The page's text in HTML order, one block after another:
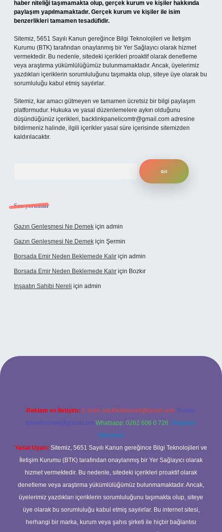
haber niteliği taşımamakta olup, gerçek kurum ve kişiler hakkında
paylaşım yapılmamaktadır. Gerçek kurum ve kişiler ile isim
benzerlikleri tamamen tesadüfidir.
Sitemiz, 5651 Sayılı Kanun gereğince Bilgi Teknolojileri ve İletişim
Kurumu (BTK) tarafından onaylanmış bir Yer Sağlayıcı olarak hizmet
vermektedir. Bu nedenle, sitedeki içerikleri proaktif olarak denetleme
veya araştırma yükümlülüğümüz bulunmamaktadır. Ancak, üyelerimiz
yazdıkları içeriklerin sorumluluğunu taşımakta olup, siteye üye olarak bu
sorumluluğu kabul etmiş sayılırlar.
Sitemiz, kar amacı gütmeyen ve tamamen ücretsiz bir bilgi paylaşım
platformudur. Hukuka ve yasal düzenlemelere aykırı olduğunu
düşündüğünüz içerikleri, backlinkpanelicomtr@gmail.com adresine
bildirmeniz halinde, ilgili içerikler yasal süre içerisinde sitemizden
kaldırılacaktır.
Son yorumlar
Gazın Genleşmesi Ne Demek için admin
Gazın Genleşmesi Ne Demek için Şermin
Borsada Emir Neden Beklemede Kalır için admin
Borsada Emir Neden Beklemede Kalır için Bozkır
Inşaatın Sahibi Nereli için admin
Reklam ve İletişim: E-mail: backlinkpaneli@gmail.com Teams:
forumhizmeti@gmail.com Whatsapp: 0262 606 0 726 Telegram:
@karabul
Yasal Uyarı: Sitemiz, 5651 Sayılı Kanun gereğince Bilgi Teknolojileri ve
İletişim Kurumu (BTK) tarafından onaylanmış bir Yer Sağlayıcı olarak
hizmet vermektedir. Bu nedenle, sitedeki içerikleri proaktif olarak
denetleme veya araştırma yükümlülüğümüz bulunmamaktadır. Ancak,
üyelerimiz yazdıkları içeriklerin sorumluluğunu taşımakta olup, siteye
üye olarak bu sorumluluğu kabul etmiş sayılırlar. Bu internet sitesi,
herhangi bir marka, kurum veya şahıs şirketi ile hiçbir bağlantısı